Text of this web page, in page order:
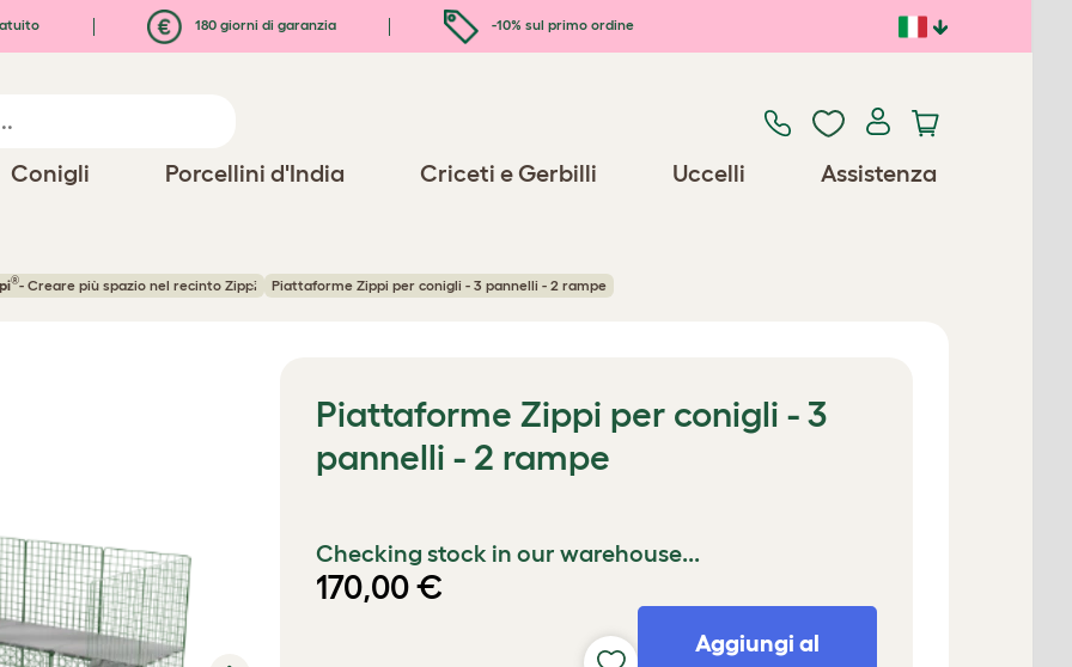
180 giorni di garanzia -10% sul primo ordine
Conigli Porcellini d'India Criceti e Gerbilli Uccelli Assistenza
®- Creare più spazio nel recinto Zippi Piattaforme Zippi per conigli - 3 pannelli - 2 rampe
Piattaforme Zippi per conigli - 3
pannelli - 2 rampe
Checking stock in our warehouse...
170,00 €
Aggiungi al